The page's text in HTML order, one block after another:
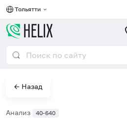
Тольятти
← Назад
Анализ 40-640